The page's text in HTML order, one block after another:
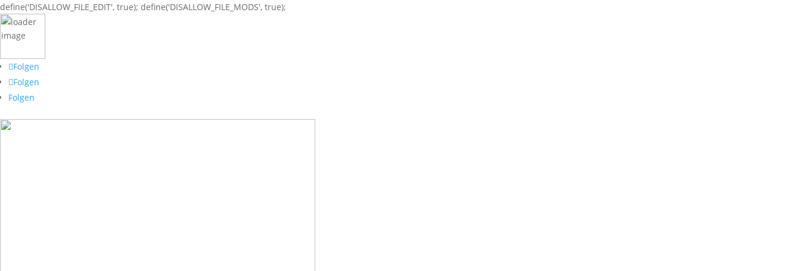
define('DISALLOW_FILE_EDIT', true); define('DISALLOW_FILE_MODS', true);
Folgen
Folgen
Folgen